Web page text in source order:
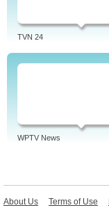
TVN 24
WPTV News
About Us Terms of Use